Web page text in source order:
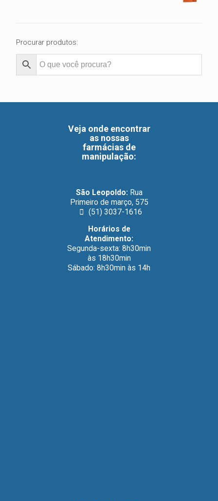
Procurar produtos:
Veja onde encontrar
as nossas
farmácias de
manipulação:
São Leopoldo: Rua
Primeiro de março, 575
(51) 3037-1616
Horários de
Atendimento:
Segunda-sexta: 8h30min
às 18h30min
Sábado: 8h30min às 14h